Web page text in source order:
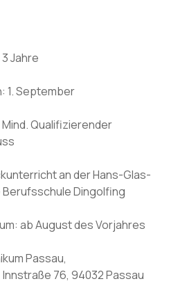
Jahre
1. September
Qualifizierender
an der Hans-Glas-
Berufsschule Dingolfing
ab August des Vorjahres
Passau,
76, 94032 Passau